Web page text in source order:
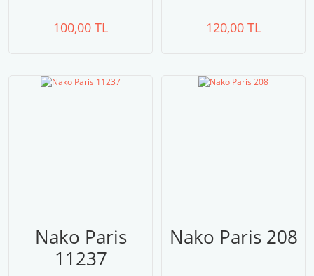
100,00 TL 120,00 TL
Nako Paris
11237
Nako Paris 208